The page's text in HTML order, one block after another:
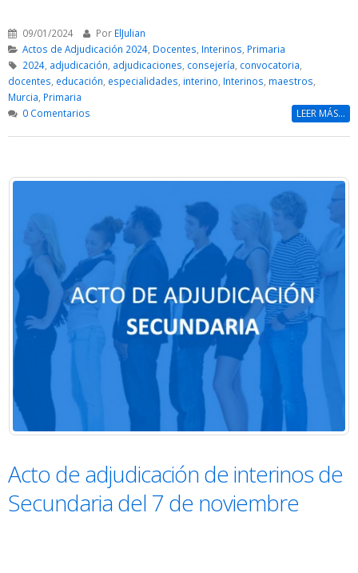
09/01/2024 Por ElJulian
Actos de Adjudicación 2024, Docentes, Interinos, Primaria
2024, adjudicación, adjudicaciones, consejería, convocatoria,
docentes, educación, especialidades, interino, Interinos, maestros,
Murcia, Primaria
0 Comentarios
LEER MÁS...
Acto de adjudicación de interinos de
Secundaria del 7 de noviembre